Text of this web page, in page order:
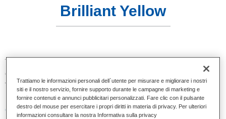
Brilliant Yellow
Tinta base convenzionale con eccezionale potere riempitivo
e buona opacità. Si distingue per l’ottimo punto tinta e per la
facilità di sfumatura. Ideale per riparazioni professionali.
Caratteristiche del prodotto
Trattiamo le informazioni personali dell`utente per misurare e migliorare i nostri
siti e il nostro servizio, fornire supporto durante le campagne di marketing e
fornire contenuti e annunci pubblicitari personalizzati. Fare clic con il pulsante
destro del mouse per esercitare i propri diritti in materia di privacy. Per ulteriori
informazioni consultare la nostra Informativa sulla privacy